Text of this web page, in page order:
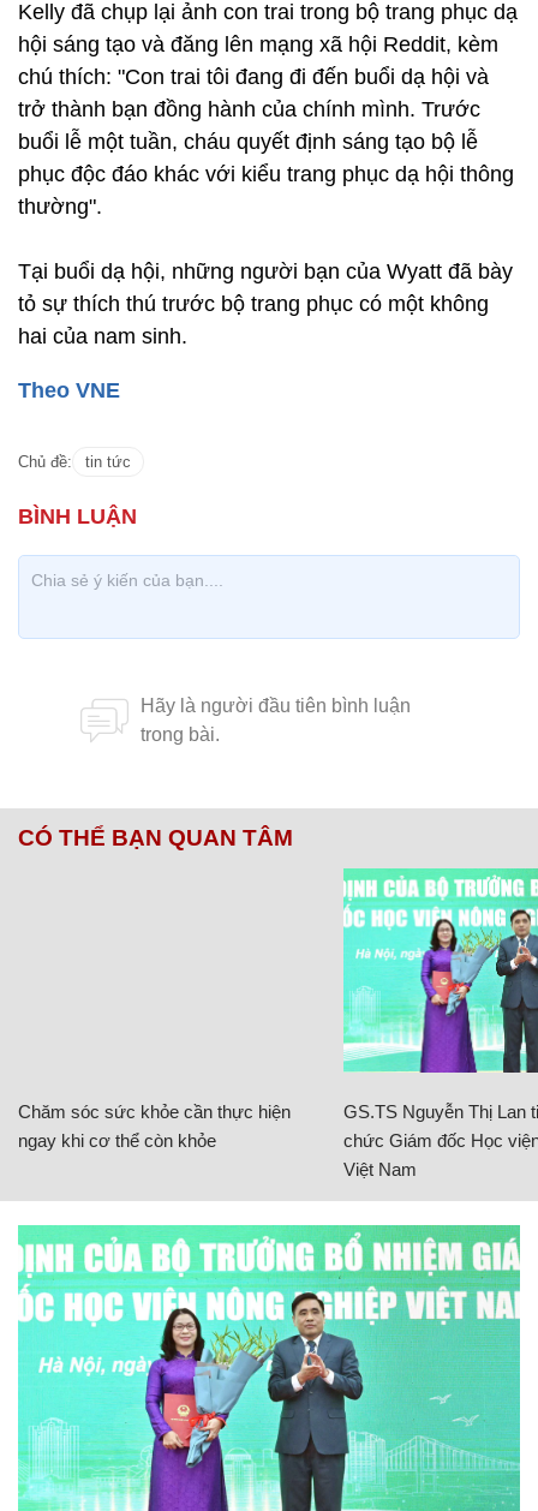
Kelly đã chụp lại ảnh con trai trong bộ trang phục dạ
hội sáng tạo và đăng lên mạng xã hội Reddit, kèm
chú thích: "Con trai tôi đang đi đến buổi dạ hội và
trở thành bạn đồng hành của chính mình. Trước
buổi lễ một tuần, cháu quyết định sáng tạo bộ lễ
phục độc đáo khác với kiểu trang phục dạ hội thông
thường".
Tại buổi dạ hội, những người bạn của Wyatt đã bày
tỏ sự thích thú trước bộ trang phục có một không
hai của nam sinh.
Theo VNE
Chủ đề: tin tức
CÓ THỂ BẠN QUAN TÂM
Chăm sóc sức khỏe cần thực hiện
ngay khi cơ thể còn khỏe
GS.TS Nguyễn Thị Lan
chức Giám đốc Học
Việt Nam